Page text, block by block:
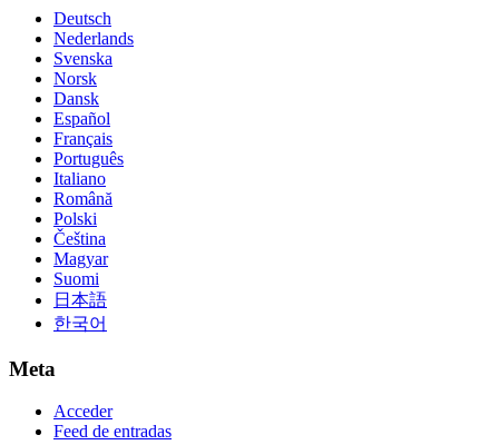
Deutsch
Nederlands
Svenska
Norsk
Dansk
Español
Français
Português
Italiano
Română
Polski
Čeština
Magyar
Suomi
日本語
한국어
Meta
Acceder
Feed de entradas